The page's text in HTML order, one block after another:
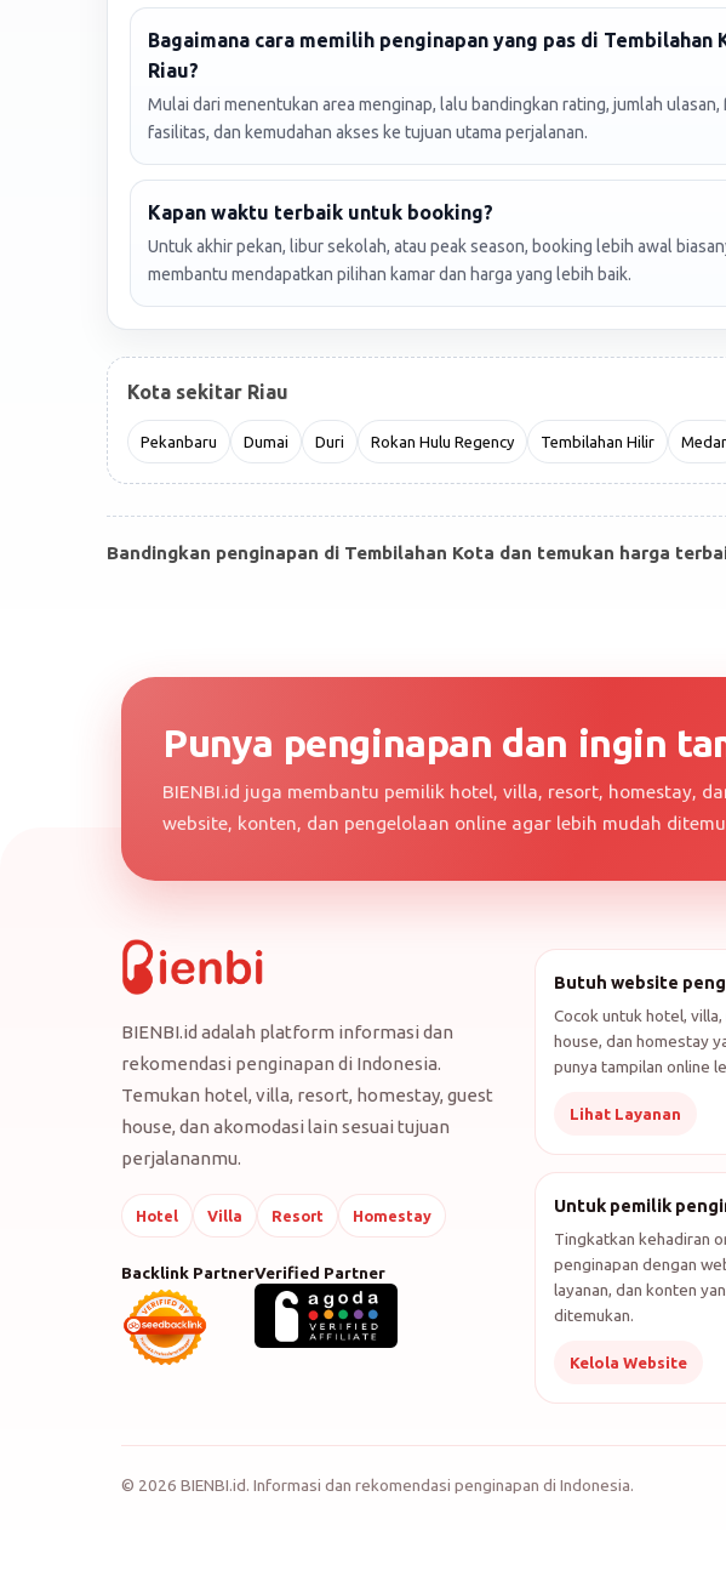
Bagaimana cara memilih penginapan yang pas di Tembilahan
Riau?
Mulai dari menentukan area menginap, lalu bandingkan rating, jumlah ulasan,
fasilitas, dan kemudahan akses ke tujuan utama perjalanan.
Kapan waktu terbaik untuk booking?
Untuk akhir pekan, libur sekolah, atau peak season, booking lebih awal
membantu mendapatkan pilihan kamar dan harga yang lebih baik.
Kota sekitar Riau
Pekanbaru Dumai Duri Rokan Hulu Regency Tembilahan Hilir
Bandingkan penginapan di Tembilahan Kota dan temukan harga
Punya penginapan dan ingin
BIENBI.id juga membantu pemilik hotel, villa, resort, homestay,
website, konten, dan pengelolaan online agar lebih mudah
BIENBI.id adalah platform informasi dan
rekomendasi penginapan di Indonesia.
Temukan hotel, villa, resort, homestay, guest
house, dan akomodasi lain sesuai tujuan
perjalananmu.
Hotel Villa Resort Homestay
Backlink PartnerVerified Partner
Butuh website
Cocok untuk hotel,
house, dan homestay
punya tampilan online
Lihat Layanan
Untuk pemilik
Tingkatkan kehadiran
penginapan dengan
layanan, dan konten
ditemukan.
Kelola Website
© 2026 BIENBI.id. Informasi dan rekomendasi penginapan di Indonesia.